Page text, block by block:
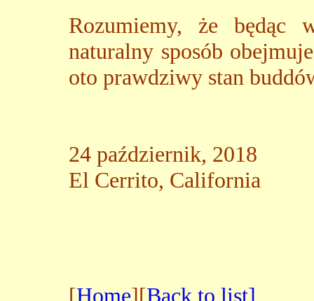
Rozumiemy, że będąc
naturalny sposób
oto prawdziwy stan
24 październik, 2018
El Cerrito, California
[Home][Back to list]